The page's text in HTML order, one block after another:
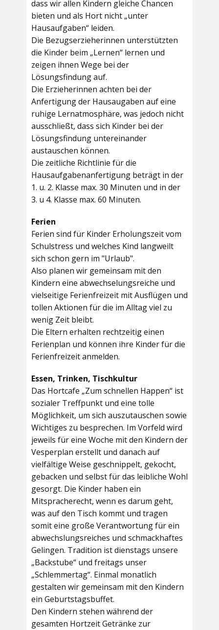
dass wir allen Kindern gleiche Chancen
bieten und als Hort nicht „unter
Hausaufgaben“ leiden.
Die Bezugserzieherinnen unterstützten
die Kinder beim „Lernen“ lernen und
zeigen ihnen Wege bei der
Lösungsfindung auf.
Die Erzieherinnen achten bei der
Anfertigung der Hausaugaben auf eine
ruhige Lernatmosphäre, was jedoch nicht
ausschließt, dass sich Kinder bei der
Lösungsfindung untereinander
austauschen können.
Die zeitliche Richtlinie für die
Hausaufgabenanfertigung beträgt in der
1. u. 2. Klasse max. 30 Minuten und in der
3. u 4. Klasse max. 60 Minuten.
Ferien
Ferien sind für Kinder Erholungszeit vom
Schulstress und welches Kind langweilt
sich schon gern im "Urlaub".
Also planen wir gemeinsam mit den
Kindern eine abwechselungsreiche und
vielseitige Ferienfreizeit mit Ausflügen und
tollen Aktionen für die im Alltag viel zu
wenig Zeit bleibt.
Die Eltern erhalten rechtzeitig einen
Ferienplan und können ihre Kinder für die
Ferienfreizeit anmelden.
Essen, Trinken, Tischkultur
Das Hortcafe „Zum schnellen Happen“ ist
sozialer Treffpunkt und eine tolle
Möglichkeit, um sich auszutauschen sowie
Wichtiges zu besprechen. Im Vorfeld wird
jeweils für eine Woche mit den Kindern der
Vesperplan erstellt und danach auf
vielfältige Weise geschnippelt, gekocht,
gebacken und selbst für das leibliche Wohl
gesorgt. Die Kinder haben ein
Mitspracherecht, wenn es darum geht,
was auf den Tisch kommt und tragen
somit eine große Verantwortung für ein
abwechslungsreiches und schmackhaftes
Gelingen. Tradition ist dienstags unsere
„Backstube“ und freitags unser
„Schlemmertag“. Einmal monatlich
gestalten wir gemeinsam mit den Kindern
ein Geburtstagsbuffet.
Den Kindern stehen während der
gesamten Hortzeit Getränke zur